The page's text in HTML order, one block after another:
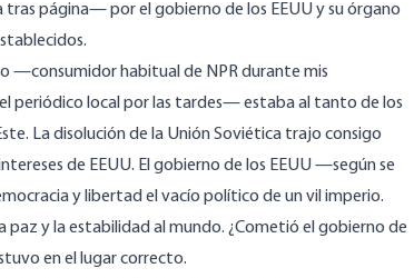
página— por el gobierno de los EEUU y su órgano
—consumidor habitual de NPR durante mis
periódico local por las tardes— estaba al tanto de los
La disolución de la Unión Soviética trajo consigo
de EEUU. El gobierno de los EEUU —según se
y libertad el vacío político de un vil imperio.
paz y la estabilidad al mundo. ¿Cometió el gobierno de
en el lugar correcto.